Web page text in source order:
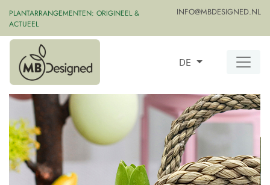
PLANTARRANGEMENTEN: ORIGINEEL &
ACTUEEL
INFO@MBDESIGNED.NL
DE